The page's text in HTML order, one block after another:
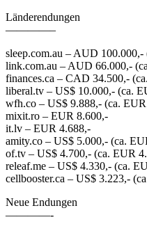
Länderendungen
————–
sleep.com.au – AUD
link.com.au – AUD 66.000,-
finances.ca – CAD 34.500,-
liberal.tv – US$ 10.000,- (ca.
wfh.co – US$ 9.888,- (ca.
mixit.ro – EUR 8.600,-
it.lv – EUR 4.688,-
amity.co – US$ 5.000,- (ca.
of.tv – US$ 4.700,- (ca. EUR
releaf.me – US$ 4.330,- (ca.
cellbooster.ca – US$ 3.223,-
Neue Endungen
————-